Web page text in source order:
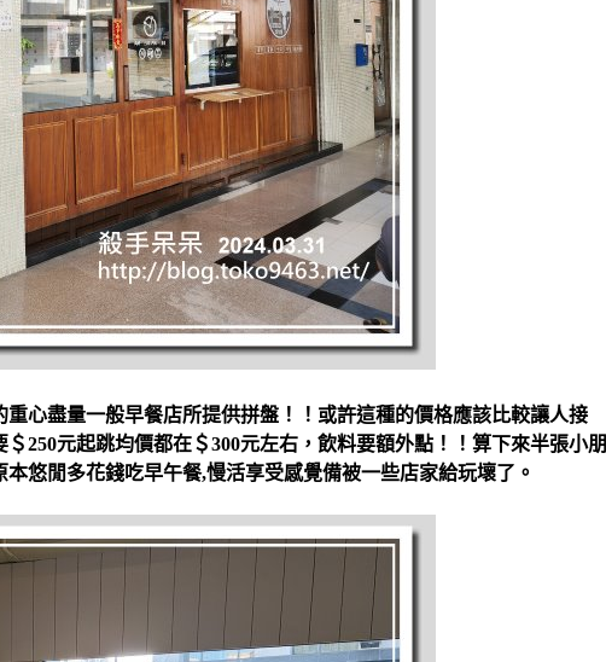
心盡量一般早餐店所提供拼盤！！或許這種的價格應該比較讓人接
250元起跳均價都在＄300元左右， 飲料要額外點！！算下來半張小朋
悠閒多花錢吃早午餐,慢活享受感覺備被一些店家給玩壞了。